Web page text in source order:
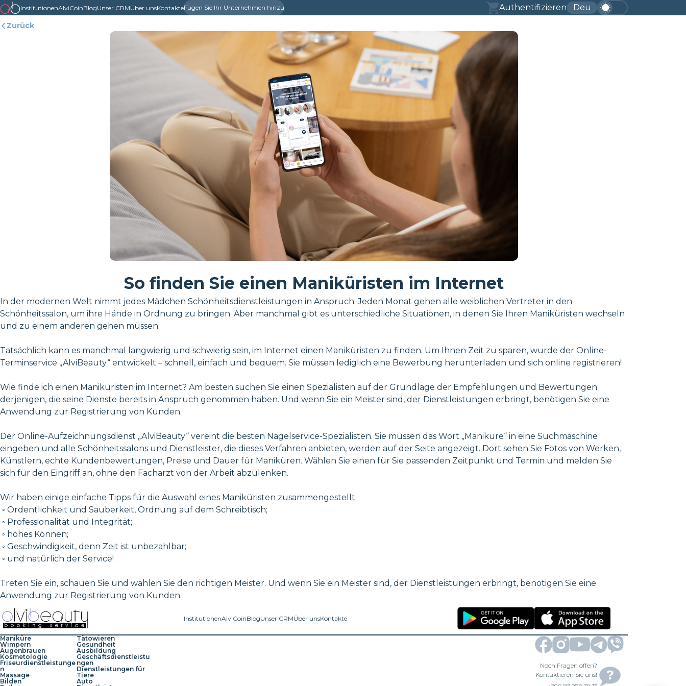
InstitutionenAlviCoinBlogUnser CRMÜber unsKontakteFügen Sie Ihr Unternehmen hinzu Authentifizieren Deu
Zurück
So finden Sie einen Maniküristen im Internet
In der modernen Welt nimmt jedes Mädchen Schönheitsdienstleistungen in Anspruch. Jeden Monat gehen alle weiblichen Vertreter in den
Schönheitssalon, um ihre Hände in Ordnung zu bringen. Aber manchmal gibt es unterschiedliche Situationen, in denen Sie Ihren Maniküristen wechseln
und zu einem anderen gehen müssen.
Tatsächlich kann es manchmal langwierig und schwierig sein, im Internet einen Maniküristen zu finden. Um Ihnen Zeit zu sparen, wurde der Online-
Terminservice „AlviBeauty“ entwickelt – schnell, einfach und bequem. Sie müssen lediglich eine Bewerbung herunterladen und sich online registrieren!
Wie finde ich einen Maniküristen im Internet? Am besten suchen Sie einen Spezialisten auf der Grundlage der Empfehlungen und Bewertungen
derjenigen, die seine Dienste bereits in Anspruch genommen haben. Und wenn Sie ein Meister sind, der Dienstleistungen erbringt, benötigen Sie eine
Anwendung zur Registrierung von Kunden.
Der Online-Aufzeichnungsdienst „AlviBeauty“ vereint die besten Nagelservice-Spezialisten. Sie müssen das Wort „Maniküre“ in eine Suchmaschine
eingeben und alle Schönheitssalons und Dienstleister, die dieses Verfahren anbieten, werden auf der Seite angezeigt. Dort sehen Sie Fotos von Werken,
Künstlern, echte Kundenbewertungen, Preise und Dauer für Maniküren. Wählen Sie einen für Sie passenden Zeitpunkt und Termin und melden Sie
sich für den Eingriff an, ohne den Facharzt von der Arbeit abzulenken.
Wir haben einige einfache Tipps für die Auswahl eines Maniküristen zusammengestellt:
◦ Ordentlichkeit und Sauberkeit, Ordnung auf dem Schreibtisch;
◦ Professionalität und Integrität;
◦ hohes Können;
◦ Geschwindigkeit, denn Zeit ist unbezahlbar;
◦ und natürlich der Service!
Treten Sie ein, schauen Sie und wählen Sie den richtigen Meister. Und wenn Sie ein Meister sind, der Dienstleistungen erbringt, benötigen Sie eine
Anwendung zur Registrierung von Kunden.
InstitutionenAlviCoinBlogUnser CRMÜber unsKontakte
Maniküre
Wimpern
Augenbrauen
Kosmetologie
Friseurdienstleistunge
n
Massage
Bilden
Tätowieren
Gesundheit
Ausbildung
Geschäftsdienstleistu
ngen
Dienstleistungen für
Tiere
Auto
Noch Fragen offen?
Kontaktieren Sie uns!